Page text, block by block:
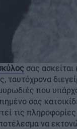
σας ασκείται
ταυτόχρονα
που
σας
τις
να